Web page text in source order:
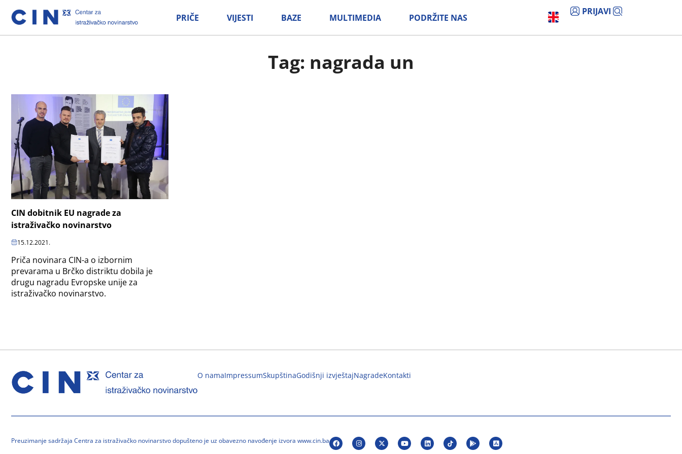
PRIČE VIJESTI BAZE MULTIMEDIA PODRŽITE NAS
PRIJAVI
Tag: nagrada un
CIN dobitnik EU nagrade za
istraživačko novinarstvo
15.12.2021.
Priča novinara CIN-a o izbornim
prevarama u Brčko distriktu dobila je
drugu nagradu Evropske unije za
istraživačko novinarstvo.
O namaImpressumSkupštinaGodišnji izvještajNagradeKontakti
Preuzimanje sadržaja Centra za istraživačko novinarstvo dopušteno je uz obavezno navođenje izvora www.cin.ba